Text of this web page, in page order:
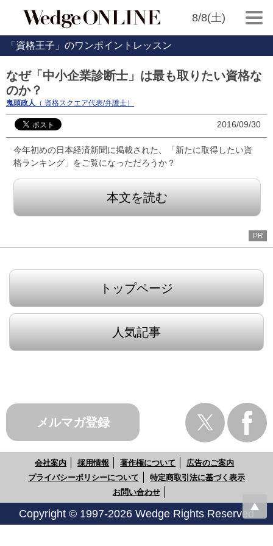
8/8(土)
「資格王子」のワンポイントレッスン
なぜ「中小企業診断士」は最も取りたい資格な
のか？
鬼頭政人 （ 資格スクエア代表/弁護士）
2016/09/30
今年初めの日本経済新聞に掲載された、「新たに取得したい資
格ランキング」をご覧になっただろうか？
本文を読む
PR
トップページ
人気記事
メルマガ登録
会社案内 採用情報 著作権について
広告のご案内
プライバシーポリシーについて
特定商取引法に基づく表示
お問い合わせ
Copyright © 1997-2026 Wedge Rights Reserved